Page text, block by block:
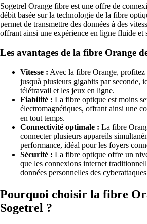
Sogetrel Orange fibre est une offre de
débit basée sur la technologie de la fibre
permet de transmettre des données à des
offrant ainsi une expérience en ligne fluide et
Les avantages de la fibre Orange
Vitesse : Avec la fibre Orange, profitez
jusquà plusieurs gigabits par seconde,
télétravail et les jeux en ligne.
Fiabilité : La fibre optique est moins
électromagnétiques, offrant ainsi une
en tout temps.
Connectivité optimale : La fibre
connecter plusieurs appareils
performance, idéal pour les foyers
Sécurité : La fibre optique offre un
que les connexions internet
données personnelles des
Pourquoi choisir la fibre
Sogetrel ?